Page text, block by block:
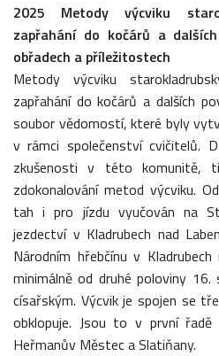
2025 Metody výcviku
zapřahání do kočárů a
obřadech a příležitostech
Metody výcviku
zapřahání do kočárů a dalších
soubor vědomostí, které byly
v rámci společenství cvičitelů.
zkušenosti v této komunitě,
zdokonalování metod výcviku.
tah i pro jízdu vyučován na
jezdectví v Kladrubech nad
Národním hřebčínu v
minimálně od druhé poloviny
císařským. Výcvik je spojen se
obklopuje. Jsou to v první řadě
Heřmanův Městec a Slatiňany.